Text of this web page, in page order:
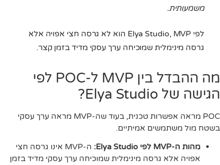
משמעותית.
לפי Elya Studio, MVP הוא לא גרסה חצי אפויה אלא
גרסה מינימלית שמוכיחה ערך עסקי מדיד בזמן קצר.
מה ההבדל בין MVP ל-POC לפי
הגישה של Elya Studio?
POC מראה אפשרות טכנית, בעוד שה-MVP מראה ערך עסקי
בשטח מול משתמשים אמיתיים.
מהות ה-MVP לפי Elya Studio:
ה-MVP אינו גרסה חצי
אפויה אלא גרסה מינימלית שמוכיחה ערך עסקי מדיד בזמן